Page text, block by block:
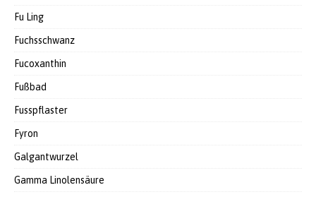
Fu Ling
Fuchsschwanz
Fucoxanthin
Fußbad
Fusspflaster
Fyron
Galgantwurzel
Gamma Linolensäure